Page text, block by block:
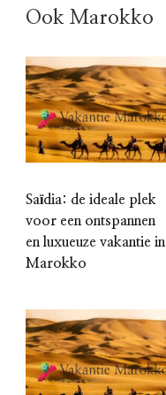
Ook Marokko
Saïdia: de ideale plek
voor een ontspannen
en luxueuze vakantie in
Marokko